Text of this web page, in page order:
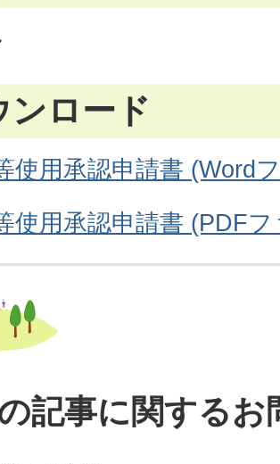
ンロード
使用承認申請書 (Word
使用承認申請書 (PDF
記事に関するお